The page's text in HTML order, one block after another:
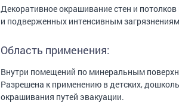
Декоративное окрашивание стен и
и подверженных интенсивным
Область применения:
Внутри помещений по минеральным
Разрешена к применению в детских,
окрашивания путей эвакуации.